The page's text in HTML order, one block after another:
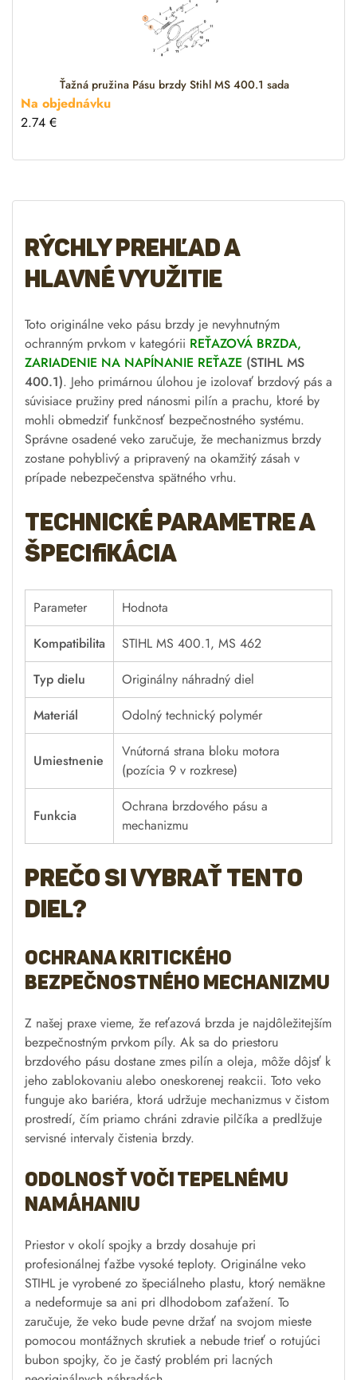
Ťažná pružina Pásu brzdy Stihl MS 400.1 sada
Na objednávku
2.74 €
Rýchly prehľad a
hlavné využitie
Toto originálne veko pásu brzdy je nevyhnutným
ochranným prvkom v kategórii REŤAZOVÁ BRZDA,
ZARIADENIE NA NAPÍNANIE REŤAZE (STIHL MS
400.1). Jeho primárnou úlohou je izolovať brzdový pás a
súvisiace pružiny pred nánosmi pilín a prachu, ktoré by
mohli obmedziť funkčnosť bezpečnostného systému.
Správne osadené veko zaručuje, že mechanizmus brzdy
zostane pohyblivý a pripravený na okamžitý zásah v
prípade nebezpečenstva spätného vrhu.
Technické parametre a
špecifikácia
Parameter
Hodnota
Kompatibilita
STIHL MS 400.1, MS 462
Typ dielu
Originálny náhradný diel
Materiál
Odolný technický polymér
Umiestnenie
Vnútorná strana bloku motora
(pozícia 9 v rozkrese)
Funkcia
Ochrana brzdového pásu a
mechanizmu
Prečo si vybrať tento
diel?
Ochrana kritického
bezpečnostného mechanizmu
Z našej praxe vieme, že reťazová brzda je najdôležitejším
bezpečnostným prvkom píly. Ak sa do priestoru
brzdového pásu dostane zmes pilín a oleja, môže dôjsť k
jeho zablokovaniu alebo oneskorenej reakcii. Toto veko
funguje ako bariéra, ktorá udržuje mechanizmus v čistom
prostredí, čím priamo chráni zdravie pilčíka a predlžuje
servisné intervaly čistenia brzdy.
Odolnosť voči tepelnému
namáhaniu
Priestor v okolí spojky a brzdy dosahuje pri
profesionálnej ťažbe vysoké teploty. Originálne veko
STIHL je vyrobené zo špeciálneho plastu, ktorý nemäkne
a nedeformuje sa ani pri dlhodobom zaťažení. To
zaručuje, že veko bude pevne držať na svojom mieste
pomocou montážnych skrutiek a nebude trieť o rotujúci
bubon spojky, čo je častý problém pri lacných